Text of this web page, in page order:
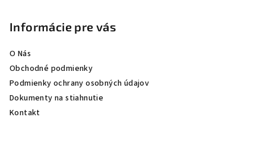
Informácie pre vás
O Nás
Obchodné podmienky
Podmienky ochrany osobných údajov
Dokumenty na stiahnutie
Kontakt